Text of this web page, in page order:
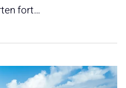
fort…